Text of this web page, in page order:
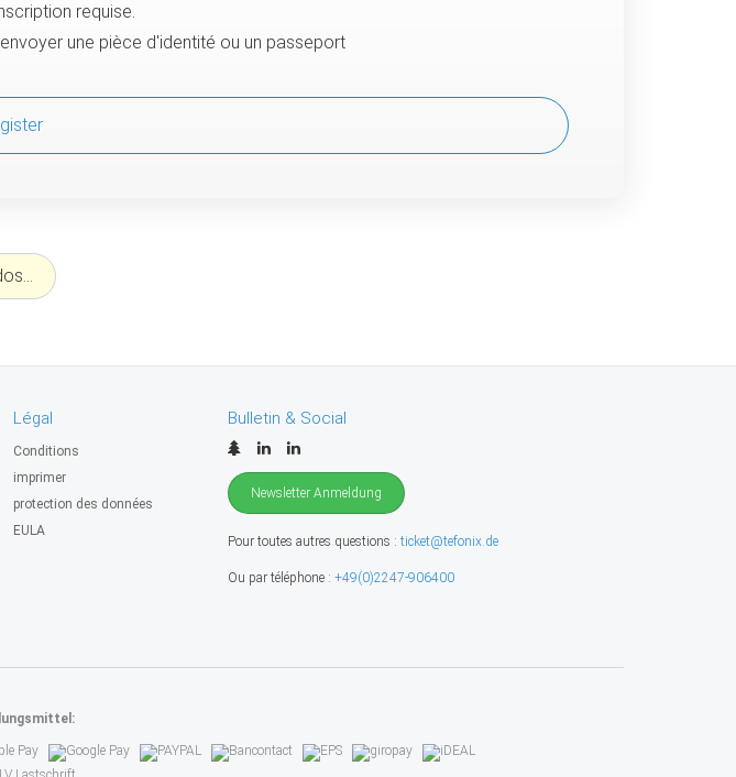
requise.
une pièce d'identité ou un passeport
Légal
Conditions
imprimer
protection des données
EULA
Bulletin & Social
Newsletter Anmeldung
Pour toutes autres questions : ticket@tefonix.de
Ou par téléphone : +49(0)2247-906400